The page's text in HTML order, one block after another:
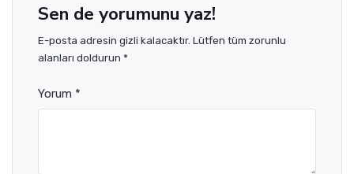
Sen de yorumunu yaz!
E-posta adresin gizli kalacaktır. Lütfen tüm zorunlu
alanları doldurun *
Yorum *